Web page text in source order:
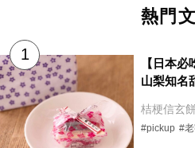
熱門
【日本
山梨知名
桔梗信玄
#pickup #